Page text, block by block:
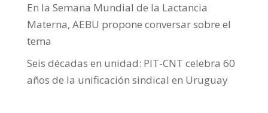
En la Semana Mundial de la Lactancia
Materna, AEBU propone conversar sobre el
tema
Seis décadas en unidad: PIT-CNT celebra 60
años de la unificación sindical en Uruguay